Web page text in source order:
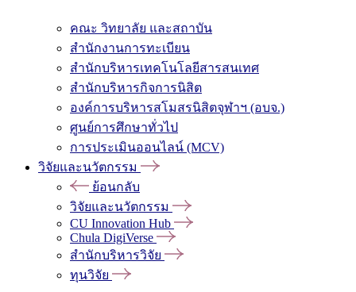
คณะ วิทยาลัย และสถาบัน
สำนักงานการทะเบียน
สำนักบริหารเทคโนโลยีสารสนเทศ
สำนักบริหารกิจการนิสิต
องค์การบริหารสโมสรนิสิตจุฬาฯ (อบจ.)
ศูนย์การศึกษาทั่วไป
การประเมินออนไลน์ (MCV)
วิจัยและนวัตกรรม
ย้อนกลับ
วิจัยและนวัตกรรม
CU Innovation Hub
Chula DigiVerse
สำนักบริหารวิจัย
ทุนวิจัย